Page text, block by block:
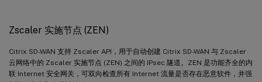
Zscaler 实施节点 (ZEN)
Citrix SD-WAN 支持 Zscaler API，用于自动创建 Citrix SD-WAN 与 Zscaler
云网络中的 Zscaler 实施节点 (ZEN) 之间的 IPsec 隧道。ZEN 是功能齐全的内
联 Internet 安全网关，可双向检查所有 Internet 流量是否存在恶意软件，并强